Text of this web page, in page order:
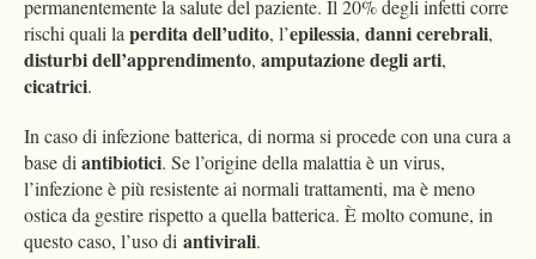
permanentemente la salute del paziente. Il 20% degli infetti corre
rischi quali laperdita dell’udito, l’epilessia, danni cerebrali,
disturbi dell’apprendimento, amputazione degli arti,
cicatrici.
In caso di infezione batterica, di norma si procede con una cura a
base diantibiotici. Se l’origine della malattia è un virus,
l’infezione è più resistente ai normali trattamenti, ma è meno
ostica da gestire rispetto a quella batterica. È molto comune, in
questo caso, l’uso di antivirali.